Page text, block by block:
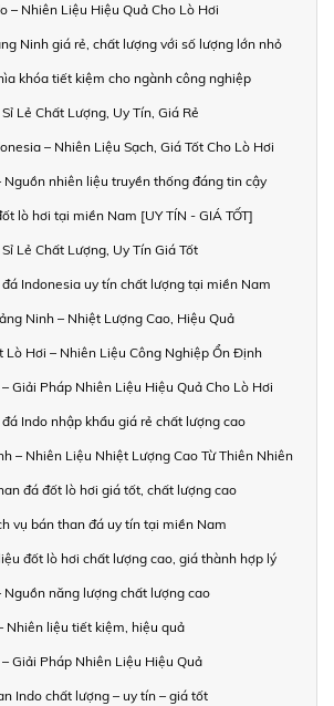
– Nhiên Liệu Hiệu Quả Cho Lò Hơi
Ninh giá rẻ, chất lượng với số lượng lớn nhỏ
khóa tiết kiệm cho ngành công nghiệp
Lẻ Chất Lượng, Uy Tín, Giá Rẻ
– Nhiên Liệu Sạch, Giá Tốt Cho Lò Hơi
Nguồn nhiên liệu truyền thống đáng tin cậy
lò hơi tại miền Nam [UY TÍN - GIÁ TỐT]
Lẻ Chất Lượng, Uy Tín Giá Tốt
Indonesia uy tín chất lượng tại miền Nam
Ninh – Nhiệt Lượng Cao, Hiệu Quả
Lò Hơi – Nhiên Liệu Công Nghiệp Ổn Định
Giải Pháp Nhiên Liệu Hiệu Quả Cho Lò Hơi
Indo nhập khẩu giá rẻ chất lượng cao
– Nhiên Liệu Nhiệt Lượng Cao Từ Thiên Nhiên
đá đốt lò hơi giá tốt, chất lượng cao
vụ bán than đá uy tín tại miền Nam
đốt lò hơi chất lượng cao, giá thành hợp lý
Nguồn năng lượng chất lượng cao
Nhiên liệu tiết kiệm, hiệu quả
Giải Pháp Nhiên Liệu Hiệu Quả
Indo chất lượng – uy tín – giá tốt